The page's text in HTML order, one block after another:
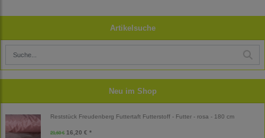
Artikelsuche
Neu im Shop
Reststück Freudenberg Futtertaft Futterstoff - Futter - rosa - 180 cm
21,60 € 16,20 € *